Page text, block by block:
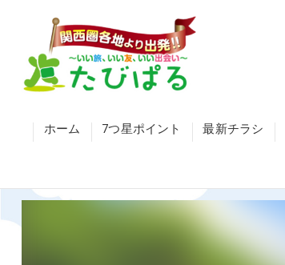
ホーム 7つ星ポイント 最新チラシ